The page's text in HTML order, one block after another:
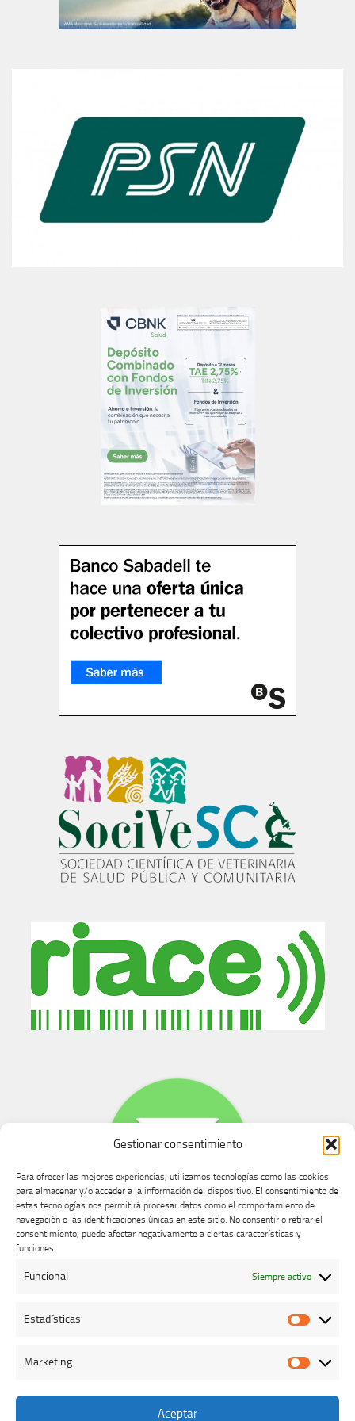
Gestionar consentimiento
Para ofrecer las mejores experiencias, utilizamos tecnologías como las cookies
para almacenar y/o acceder a la información del dispositivo. El consentimiento de
estas tecnologías nos permitirá procesar datos como el comportamiento de
navegación o las identificaciones únicas en este sitio. No consentir o retirar el
consentimiento, puede afectar negativamente a ciertas características y
funciones.
Funcional Siempre activo
Estadísticas
Marketing
Aceptar
Buzón de dudas, quejas y sugerencias